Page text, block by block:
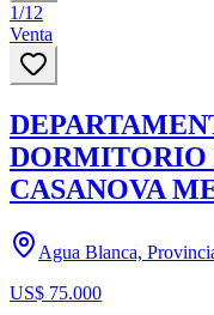
1/12
Venta
CASANOVA
Agua Blanca,
US$ 75.000